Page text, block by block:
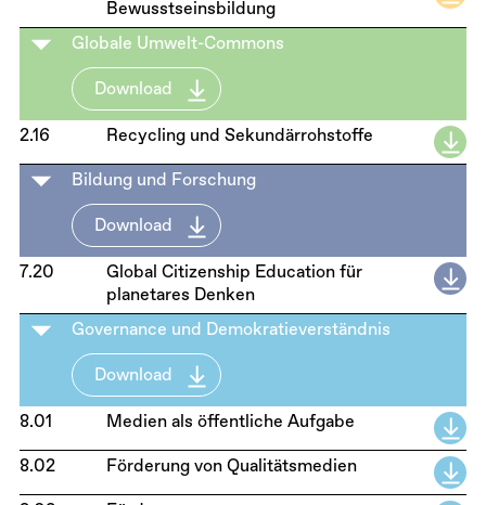
Bewusstseinsbildung
Globale Umwelt-Commons
Download
2.16 Recycling und Sekundärrohstoffe
Bildung und Forschung
Download
7.20
Global Citizenship Education für
planetares Denken
Governance und Demokratieverständnis
Download
8.01 Medien als öffentliche Aufgabe
8.02 Förderung von Qualitätsmedien